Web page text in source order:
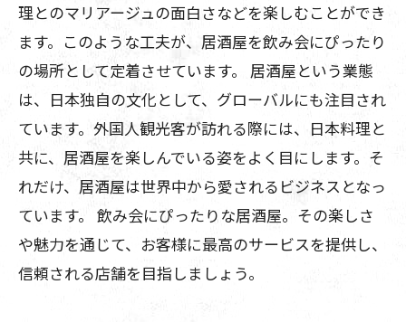
理とのマリアージュの面白さなどを楽しむことができ
ます。このような工夫が、居酒屋を飲み会にぴったり
の場所として定着させています。 居酒屋という業態
は、日本独自の文化として、グローバルにも注目され
ています。外国人観光客が訪れる際には、日本料理と
共に、居酒屋を楽しんでいる姿をよく目にします。そ
れだけ、居酒屋は世界中から愛されるビジネスとなっ
ています。 飲み会にぴったりな居酒屋。その楽しさ
や魅力を通じて、お客様に最高のサービスを提供し、
信頼される店舗を目指しましょう。